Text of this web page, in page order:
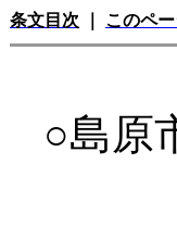
条文目次 このペ
○島原